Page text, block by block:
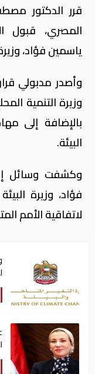
قرر الدكتور
المصري، قبول
ياسمين فؤاد،
وأصدر مدبولي
وزيرة التنمية
بالإضافة إلى
البيئة.
وكشفت وسائل
فؤاد، وزيرة
لاتفاقية الأمم